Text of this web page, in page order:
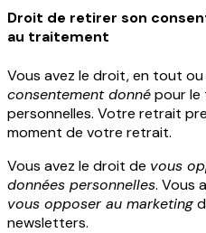
Droit de retirer son
au traitement
Vous avez le droit, en tout
consentement donnépour le
personnelles. Votre retrait
moment de votre retrait.
Vous avez le droit de vous
données personnelles. Vous
vous opposer au marketing
newsletters.